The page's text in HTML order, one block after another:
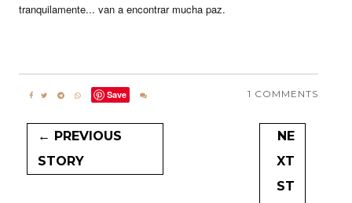
tranquilamente... van a encontrar mucha paz.
1 COMMENTS
Save
← PREVIOUS
STORY
NE
XT
ST